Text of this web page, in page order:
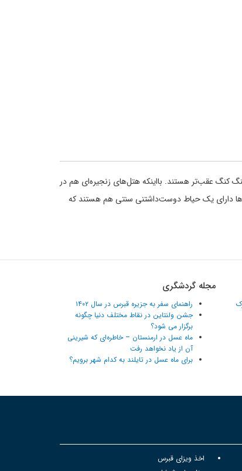
کنگ عقب‌تر هستند. بااینکه هتل‌های زنجیره‌ای هم در
دارای یک حیاط دوست‌داشتنی سنتی هم هستند که
مجله گردشگری
راهنمای سفر به جزیره قبرس در سال ۱۴۰۲
جشن ولنتاین در نقاط مختلف دنیا چگونه
برگزار می شود؟
ماه عسل در ارمنستان – خاطره‌ای که شیرینی
آن از یاد نخواهد رفت
برای ماه عسل در تایلند به کدام شهر برویم؟
اخذ ویزای قبرس